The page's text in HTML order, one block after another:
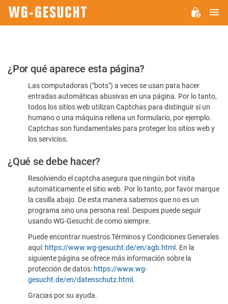
Por
favor,
confirme
humano
¿Por qué aparece esta página?
Las computadoras ("bots") a veces se usan para hacer
entradas automáticas abusivas en una página. Por lo tanto,
todos los sitios web utilizan Captchas para distinguir si un
humano o una máquina rellena un formulario, por ejemplo.
Captchas son fundamentales para proteger los sitios web y
los servicios.
¿Qué se debe hacer?
Resolviendo el captcha asegura que ningún bot visita
automáticamente el sitio web. Por lo tanto, por favor marque
la casilla abajo. De esta manera sabemos que no es un
programa sino una persona real. Despues puede seguir
usando WG-Gesucht.de como siempre.
Puede encontrar nuestros Términos y Condiciones Generales
aquí: https://www.wg-gesucht.de/en/agb.html . En la
siguiente página se ofrece más información sobre la
protección de datos: https://www.wg-
gesucht.de/en/datenschutz.html .
Gracias por su ayuda.